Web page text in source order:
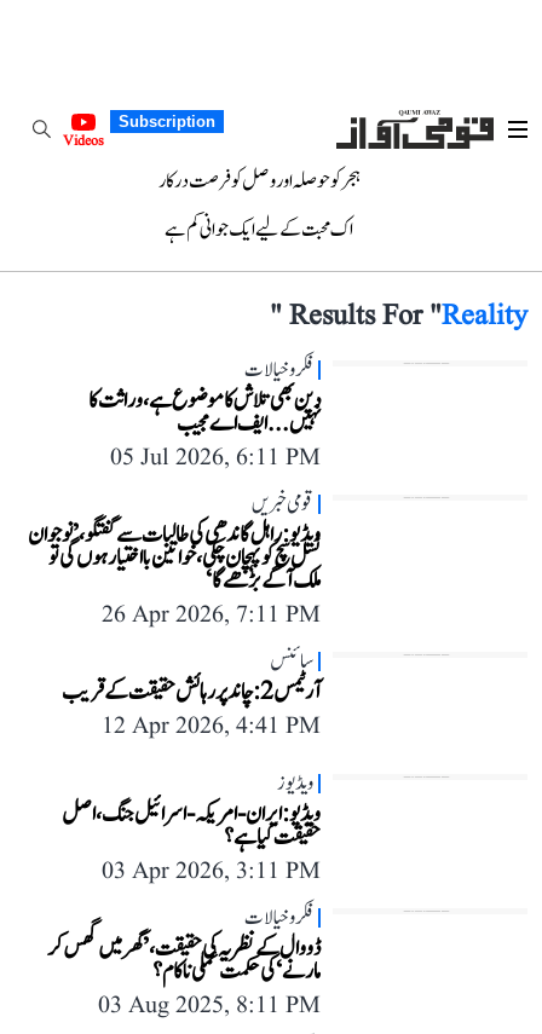
Subscription
Videos
ہجر کو حوصلہ اور وصل کو فرصت درکار
اک محبت کے لیے ایک جوانی کم ہے
Results For "Reality
"
فکر و خیالات
دین بھی تلاش کا موضوع ہے، وراثت کا
نہیں...ایف اے مجیب
05 Jul 2026, 6:11 PM
قومی خبریں
ویڈیو: راہل گاندھی کی طالبات سے گفتگو، ’نوجوان
نسل سچ کو پہچان چکی، خواتین بااختیار ہوں گی تو
ملک آگے بڑھے گا‘
26 Apr 2026, 7:11 PM
سائنس
آرٹیمس 2: چاند پر رہائش حقیقت کے قریب
12 Apr 2026, 4:41 PM
ویڈیوز
ویڈیو: ایران-امریکہ-اسرائیل جنگ، اصل
حقیقت کیا ہے؟
03 Apr 2026, 3:11 PM
فکر و خیالات
ڈووال کے نظریہ کی حقیقت، ’گھر میں گھس کر
مارنے‘ کی حکمت عملی ناکام؟
03 Aug 2025, 8:11 PM